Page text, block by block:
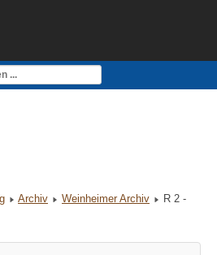
Archiv Weinheimer Archiv
R 2 -